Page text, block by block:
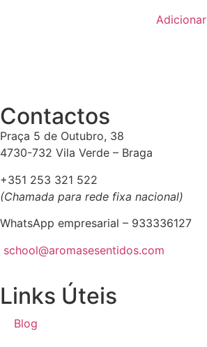
Adicionar
Contactos
Praça 5 de Outubro, 38
4730-732 Vila Verde – Braga
+351 253 321 522
(Chamada para rede fixa nacional)
WhatsApp empresarial – 933336127
school@aromasesentidos.com
Links Úteis
Blog